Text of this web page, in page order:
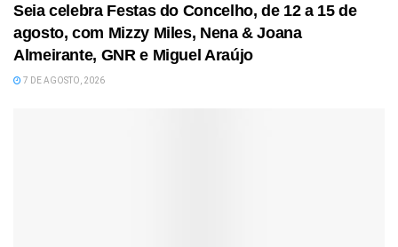
Seia celebra Festas do Concelho, de 12 a 15 de
agosto, com Mizzy Miles, Nena & Joana
Almeirante, GNR e Miguel Araújo
7 DE AGOSTO, 2026